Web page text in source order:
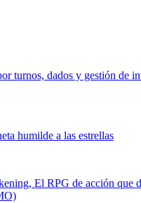
turnos, dados y gestión de
humilde a las estrellas
El RPG de acción que